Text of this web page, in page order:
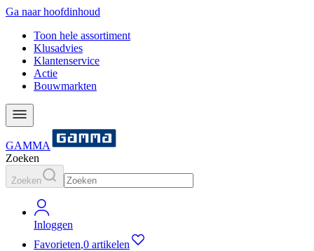
Ga naar hoofdinhoud
Toon hele assortiment
Klusadvies
Klantenservice
Actie
Bouwmarkten
GAMMA
Zoeken
Zoeken
Inloggen
Favorieten,0 artikelen